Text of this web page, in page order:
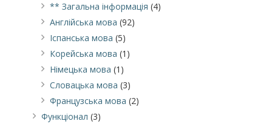
** Загальна інформація (4)
Англійська мова (92)
Іспанська мова (5)
Корейська мова (1)
Німецькa мова (1)
Словацька мова (3)
Французська мова (2)
Функціонал (3)